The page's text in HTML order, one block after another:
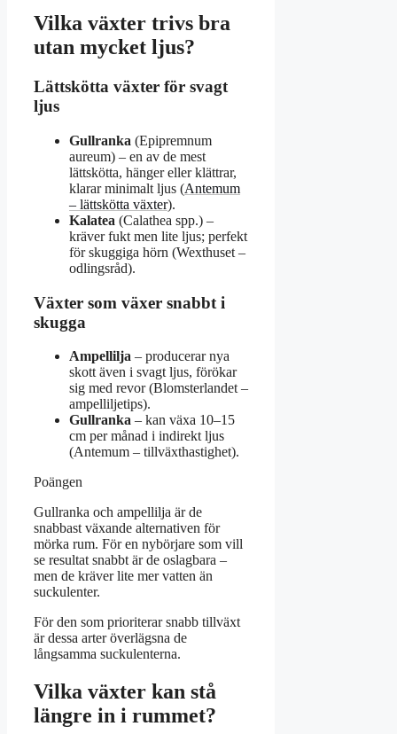
Vilka växter trivs bra
utan mycket ljus?
Lättskötta växter för svagt
ljus
Gullranka (Epipremnum
aureum) – en av de mest
lättskötta, hänger eller klättrar,
klarar minimalt ljus (Antemum
– lättskötta växter).
Kalatea (Calathea spp.) –
kräver fukt men lite ljus; perfekt
för skuggiga hörn (Wexthuset –
odlingsråd).
Växter som växer snabbt i
skugga
Ampellilja – producerar nya
skott även i svagt ljus, förökar
sig med revor (Blomsterlandet –
ampelliljetips).
Gullranka – kan växa 10–15
cm per månad i indirekt ljus
(Antemum – tillväxthastighet).
Poängen
Gullranka och ampellilja är de
snabbast växande alternativen för
mörka rum. För en nybörjare som vill
se resultat snabbt är de oslagbara –
men de kräver lite mer vatten än
suckulenter.
För den som prioriterar snabb tillväxt
är dessa arter överlägsna de
långsamma suckulenterna.
Vilka växter kan stå
längre in i rummet?